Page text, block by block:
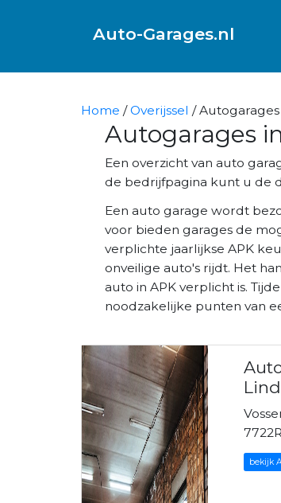
Auto-Garages.nl
Home /Overijssel / Autogarages
Autogarages
Een overzicht van auto
de bedrijfpagina kunt u de
Een auto garage wordt
voor bieden garages de
verplichte jaarlijkse APK
onveilige auto's rijdt. Het
auto in APK verplicht is.
noodzakelijke punten van
bekijk